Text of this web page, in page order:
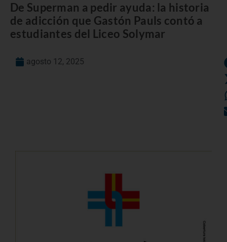
De Superman a pedir ayuda: la historia
de adicción que Gastón Pauls contó a
estudiantes del Liceo Solymar
agosto 12, 2025